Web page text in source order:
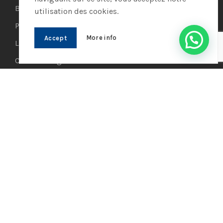
Boutique
Panier
Livraison
Conditions générales de vente
utilisation des cookies.
Accept More info